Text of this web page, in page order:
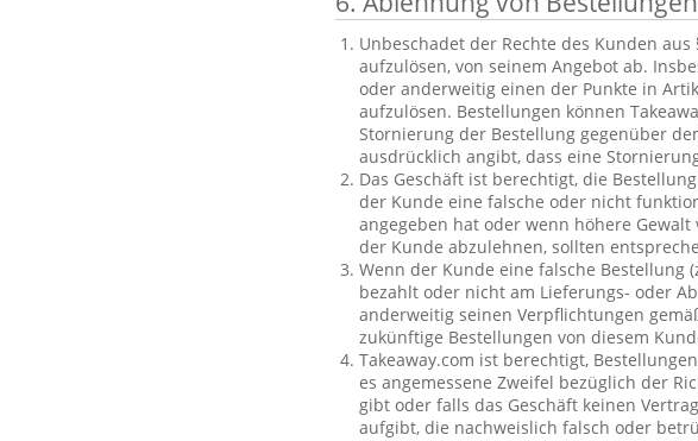
Unbeschadet der Rechte des Kunden
aufzulösen, von seinem Angebot ab.
oder anderweitig einen der Punkte in
aufzulösen. Bestellungen können
Stornierung der Bestellung gegenüber
ausdrücklich angibt, dass eine
Das Geschäft ist berechtigt, die
der Kunde eine falsche oder nicht
angegeben hat oder wenn höhere
der Kunde abzulehnen, sollten
Wenn der Kunde eine falsche
bezahlt oder nicht am Lieferungs- oder
anderweitig seinen Verpflichtungen
zukünftige Bestellungen von diesem
Takeaway.com ist berechtigt,
es angemessene Zweifel bezüglich der
gibt oder falls das Geschäft keinen
aufgibt, die nachweislich falsch oder